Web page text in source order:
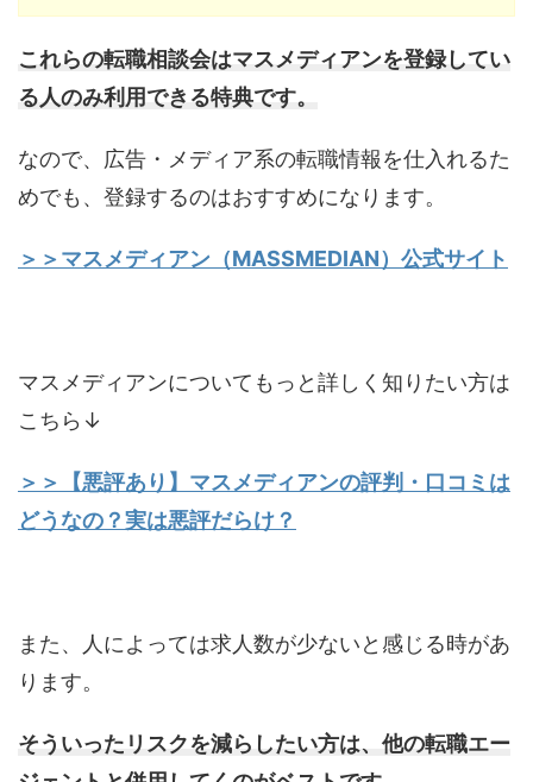
これらの転職相談会はマスメディアンを登録してい
る人のみ利用できる特典です。
なので、広告・メディア系の転職情報を仕入れるた
めでも、登録するのはおすすめになります。
＞＞マスメディアン（MASSMEDIAN）公式サイト
マスメディアンについてもっと詳しく知りたい方は
こちら↓
＞＞【悪評あり】マスメディアンの評判・口コミは
どうなの？実は悪評だらけ？
また、人によっては求人数が少ないと感じる時があ
ります。
そういったリスクを減らしたい方は、他の転職エー